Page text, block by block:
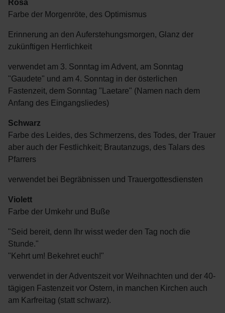
Rosa
Farbe der Morgenröte, des Optimismus
Erinnerung an den Auferstehungsmorgen, Glanz der
zukünftigen Herrlichkeit
verwendet am 3. Sonntag im Advent, am Sonntag
"Gaudete" und am 4. Sonntag in der österlichen
Fastenzeit, dem Sonntag "Laetare" (Namen nach dem
Anfang des Eingangsliedes)
Schwarz
Farbe des Leides, des Schmerzens, des Todes, der Trauer
aber auch der Festlichkeit; Brautanzugs, des Talars des
Pfarrers
verwendet bei Begräbnissen und Trauergottesdiensten
Violett
Farbe der Umkehr und Buße
"Seid bereit, denn Ihr wisst weder den Tag noch die
Stunde."
"Kehrt um! Bekehret euch!"
verwendet in der Adventszeit vor Weihnachten und der 40-
tägigen Fastenzeit vor Ostern, in manchen Kirchen auch
am Karfreitag (statt schwarz).